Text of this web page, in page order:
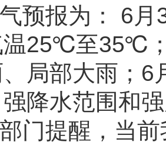
预报为： 6
温25℃至35℃
局部大雨；6
降水范围和
门提醒，当前